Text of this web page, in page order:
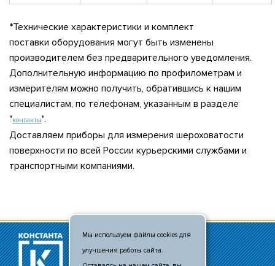
*Технические характеристики и комплект
поставки оборудования могут быть изменены
производителем без предварительного уведомления.
Дополнительную информацию по профилометрам и
измерителям можно получить, обратившись к нашим
специалистам, по телефонам, указанным в разделе
"контакты".
Доставляем приборы для измерения шероховатости
поверхности по всей России курьерскими службами и
транспортными компаниями.
© 2011 - 2026
+7 (495) 481-80-88
Мы используем файлы cookies для
улучшения работы сайта.